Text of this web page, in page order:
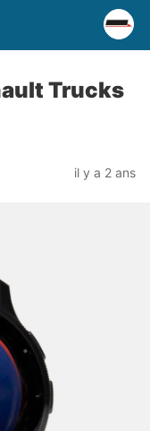
Trucks
il y a 2 ans